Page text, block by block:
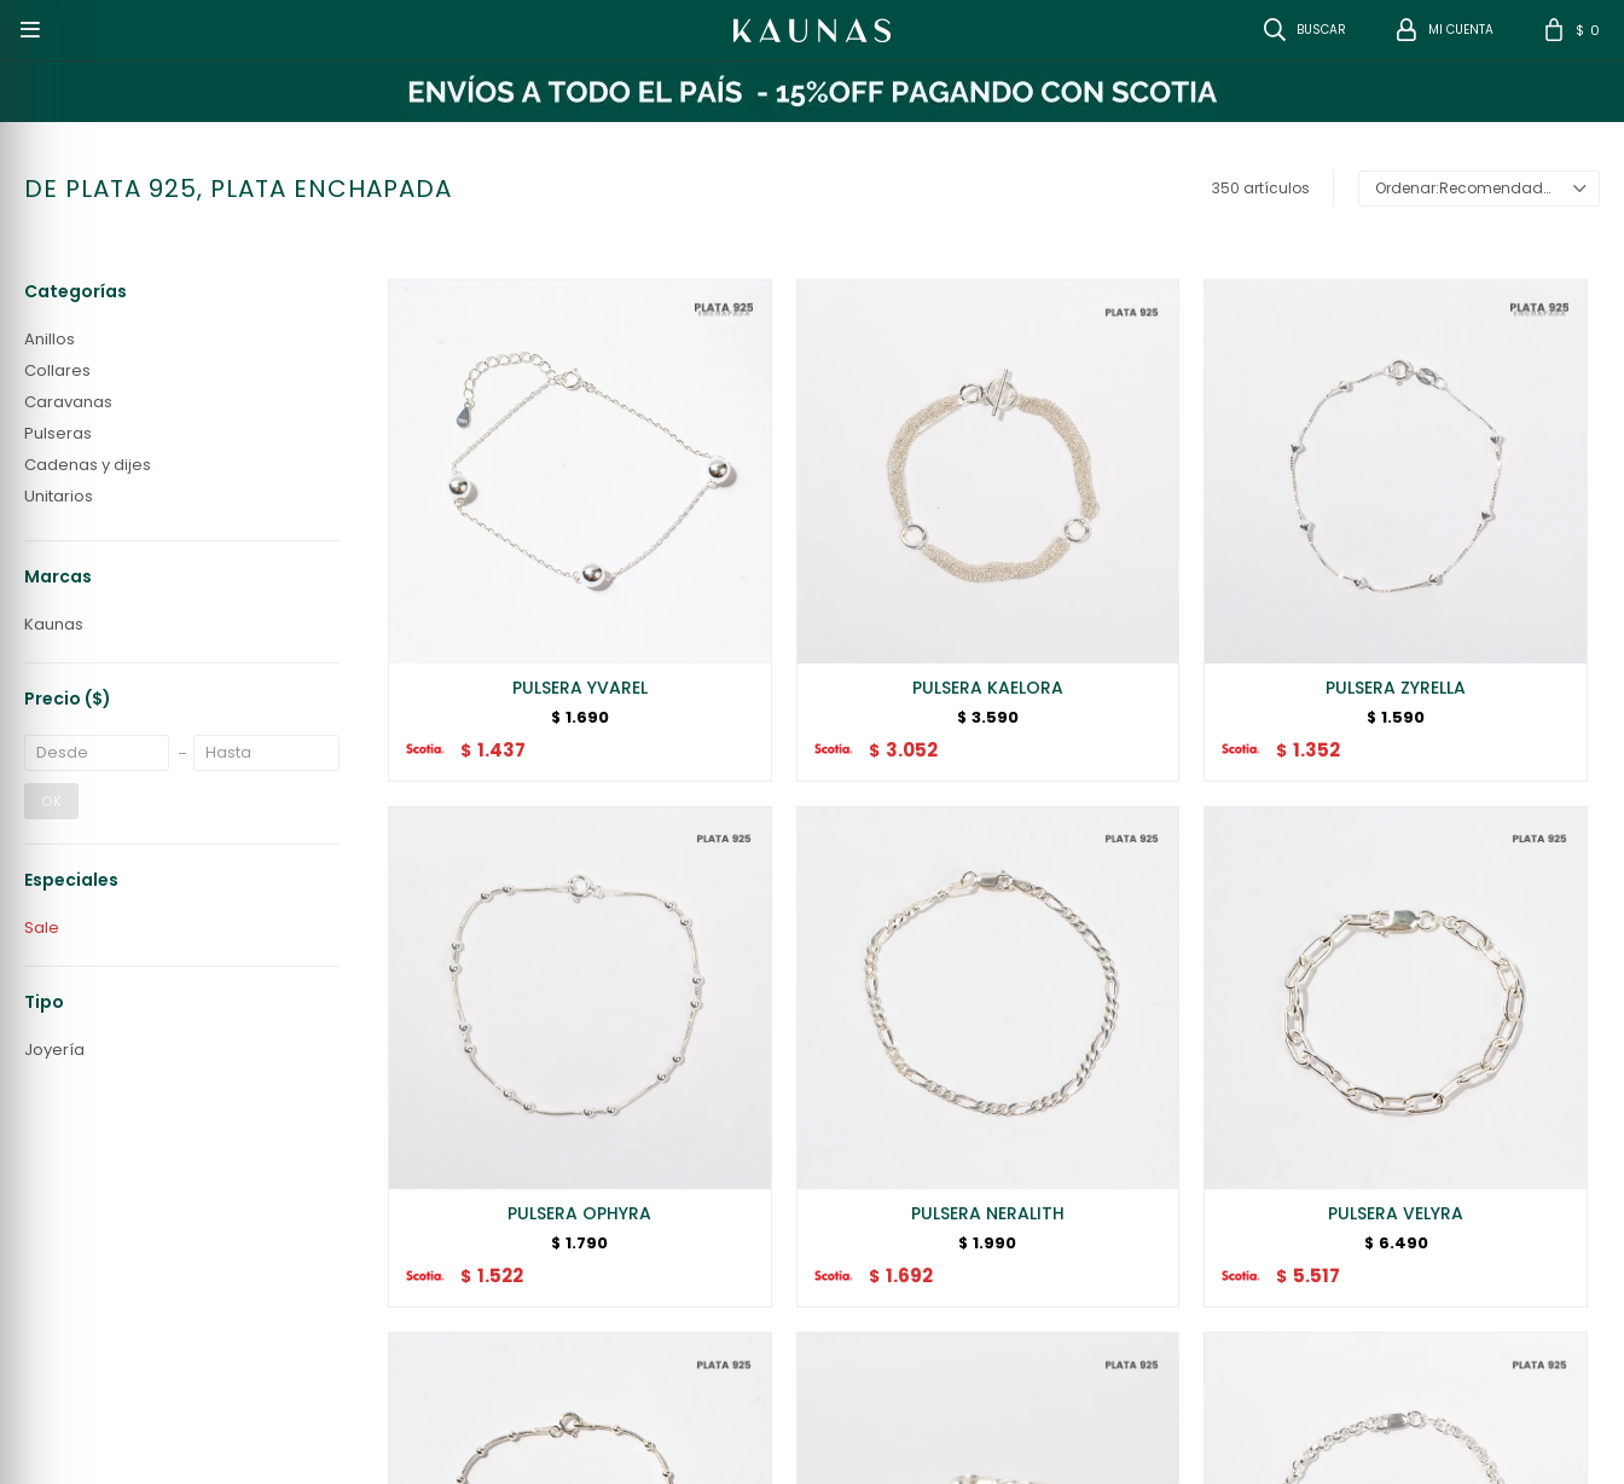
$ 0

DE PLATA 925, PLATA ENCHAPADA 350 artículos Recomendados
PULSERA YVAREL
$ 1.690
$ 1.437
PULSERA KAELORA
$ 3.590
$ 3.052
PULSERA ZYRELLA
$ 1.590
$ 1.352
PULSERA OPHYRA
$ 1.790
$ 1.522
PULSERA NERALITH
$ 1.990
$ 1.692
PULSERA VELYRA
$ 6.490
$ 5.517
Categorías
Anillos
Collares
Caravanas
Pulseras
Cadenas y dijes
Unitarios
Marcas
Kaunas
Precio ($)
OK
Especiales
Sale
Tipo
Joyería